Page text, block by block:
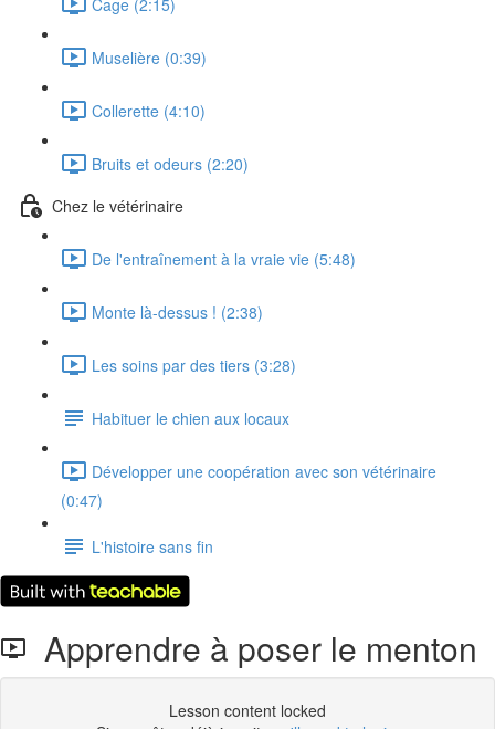
Muselière (0:39)
Collerette (4:10)
Bruits et odeurs (2:20)
Chez le vétérinaire
De l'entraînement à la vraie vie (5:48)
Monte là-dessus ! (2:38)
Les soins par des tiers (3:28)
Habituer le chien aux locaux
Développer une coopération avec son vétérinaire
(0:47)
L'histoire sans fin
Apprendre à poser le menton
Lesson content locked